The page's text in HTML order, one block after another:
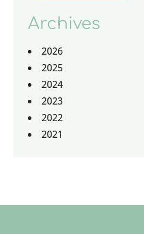
Archives
2026
2025
2024
2023
2022
2021